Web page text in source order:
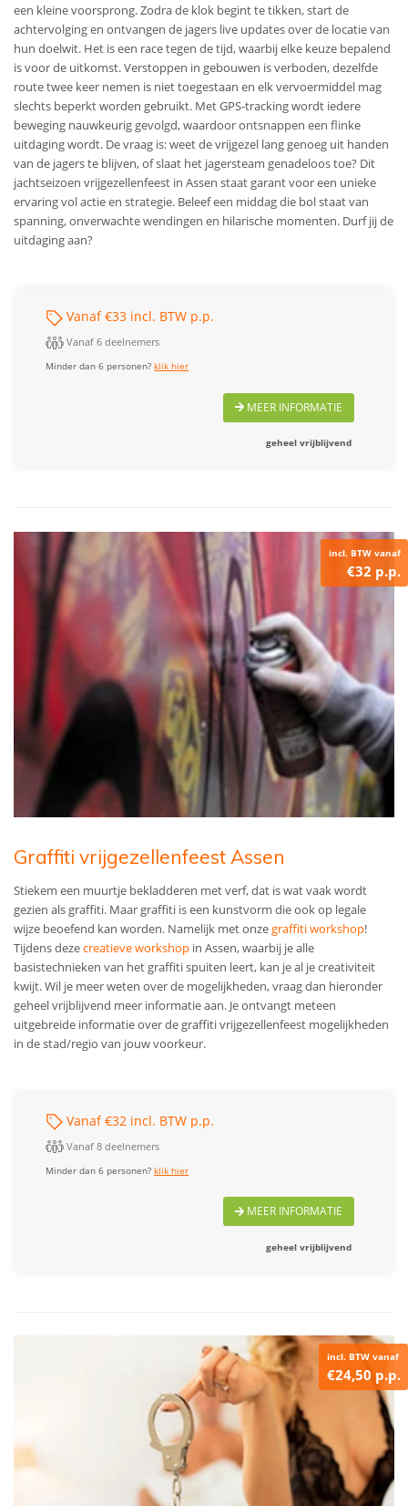
een kleine voorsprong. Zodra de klok begint te tikken, start de
achtervolging en ontvangen de jagers live updates over de locatie van
hun doelwit. Het is een race tegen de tijd, waarbij elke keuze bepalend
is voor de uitkomst. Verstoppen in gebouwen is verboden, dezelfde
route twee keer nemen is niet toegestaan en elk vervoermiddel mag
slechts beperkt worden gebruikt. Met GPS-tracking wordt iedere
beweging nauwkeurig gevolgd, waardoor ontsnappen een flinke
uitdaging wordt. De vraag is: weet de vrijgezel lang genoeg uit handen
van de jagers te blijven, of slaat het jagersteam genadeloos toe? Dit
jachtseizoen vrijgezellenfeest in Assen staat garant voor een unieke
ervaring vol actie en strategie. Beleef een middag die bol staat van
spanning, onverwachte wendingen en hilarische momenten. Durf jij de
uitdaging aan?
Vanaf €33 incl. BTW p.p.
Vanaf 6 deelnemers
Minder dan 6 personen?klik hier
MEER INFORMATIE
geheel vrijblijvend
incl. BTW vanaf
€32 p.p.
Graffiti vrijgezellenfeest Assen
Stiekem een muurtje bekladderen met verf, dat is wat vaak wordt
gezien als graffiti. Maar graffiti is een kunstvorm die ook op legale
wijze beoefend kan worden. Namelijk met onzegraffiti workshop!
Tijdens dezecreatieve workshop in Assen, waarbij je alle
basistechnieken van het graffiti spuiten leert, kan je al je creativiteit
kwijt. Wil je meer weten over de mogelijkheden, vraag dan hieronder
geheel vrijblijvend meer informatie aan. Je ontvangt meteen
uitgebreide informatie over de graffiti vrijgezellenfeest mogelijkheden
in de stad/regio van jouw voorkeur.
Vanaf €32 incl. BTW p.p.
Vanaf 8 deelnemers
Minder dan 6 personen?klik hier
MEER INFORMATIE
geheel vrijblijvend
incl. BTW vanaf
€24,50 p.p.